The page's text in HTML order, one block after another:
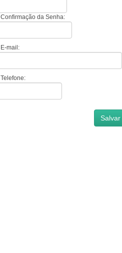
Confirmação da Senha:
E-mail:
Telefone: